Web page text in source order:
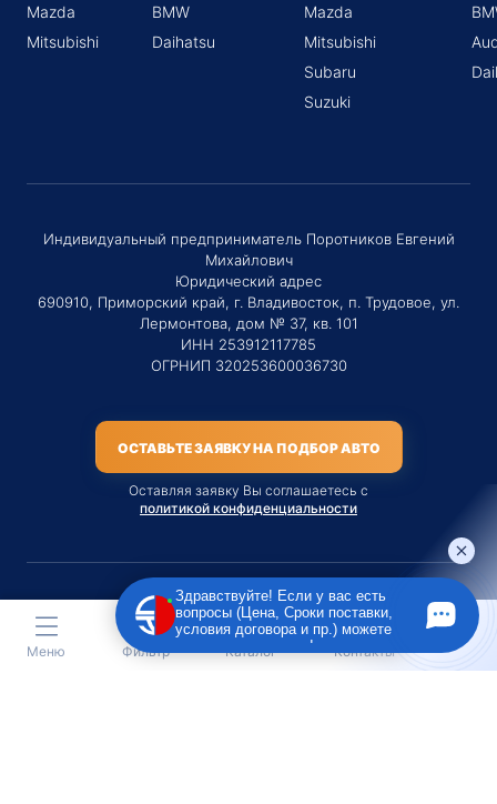
Mazda
Mitsubishi
BMW
Daihatsu
Mazda
Mitsubishi
Subaru
Suzuki
Индивидуальный предприниматель Поротников Евгений
Михайлович
Юридический адрес
690910, Приморский край, г. Владивосток, п. Трудовое, ул.
Лермонтова, дом № 37, кв. 101
ИНН 253912117785
ОГРНИП 320253600036730
ОСТАВЬТЕ ЗАЯВКУ НА ПОДБОР АВТО
Оставляя заявку Вы соглашаетесь с
политикой конфиденциальности
Материалы данного сайта являются публичной офертой
только на услугу сопровождения Агентом приобретения
транспортного средства Клиентом.
Меню Фильтр Каталог Контакты
Здравствуйте! Если у вас есть
вопросы (Цена, Сроки поставки,
условия договора и пр.) можете
задать их мне в чат!